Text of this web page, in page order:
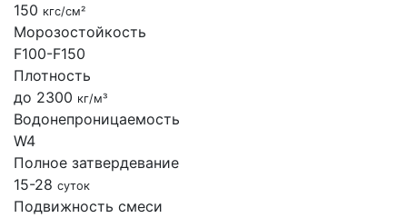
150 кгс/см²
Морозостойкость
F100-F150
Плотность
до 2300 кг/м³
Водонепроницаемость
W4
Полное затвердевание
15-28 суток
Подвижность смеси